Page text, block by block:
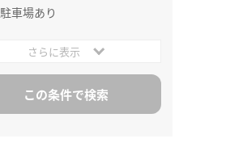
駐車場あり
さらに表示